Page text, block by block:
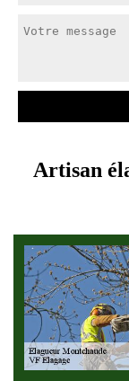
Artisan